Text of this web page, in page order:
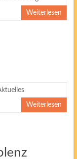
Weiterlesen
Weiterlesen